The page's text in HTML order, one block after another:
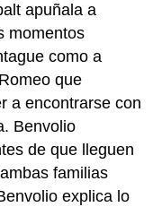
apuñala a
momentos
como a
que
a encontrarse con
Benvolio
de que lleguen
familias
explica lo